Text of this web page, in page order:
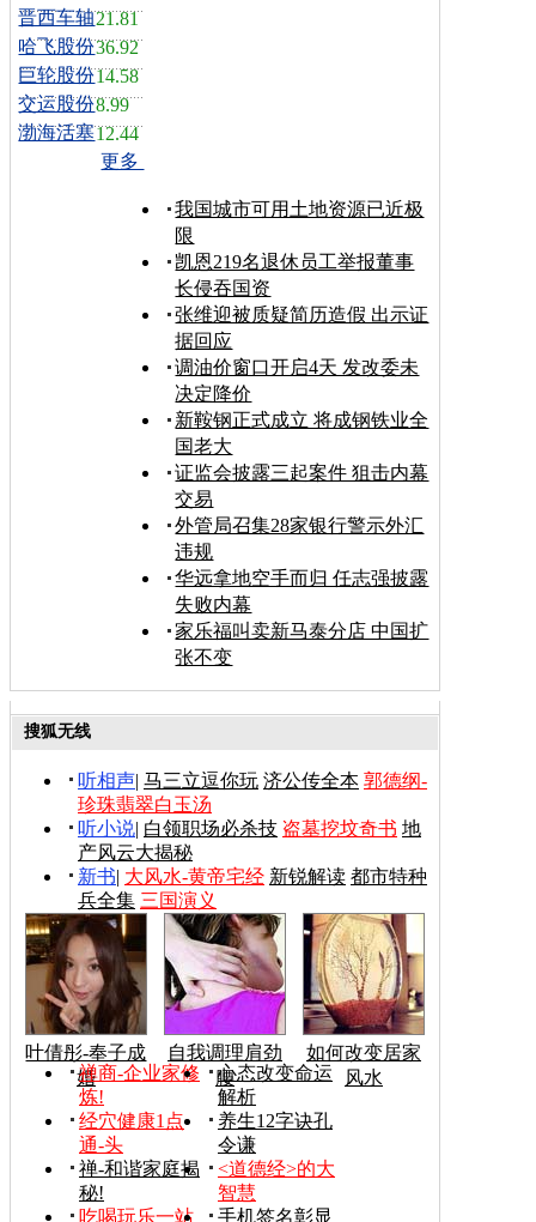
晋西车轴21.81
哈飞股份36.92
巨轮股份14.58
交运股份8.99
渤海活塞12.44
更多
我国城市可用土地资源已近极
限
凯恩219名退休员工举报董事
长侵吞国资
张维迎被质疑简历造假 出示证
据回应
调油价窗口开启4天 发改委未
决定降价
新鞍钢正式成立 将成钢铁业全
国老大
证监会披露三起案件 狙击内幕
交易
外管局召集28家银行警示外汇
违规
华远拿地空手而归 任志强披露
失败内幕
家乐福叫卖新马泰分店 中国扩
张不变
搜狐无线
听相声| 马三立逗你玩 济公传全本 郭德纲-
珍珠翡翠白玉汤
听小说| 白领职场必杀技 盗墓挖坟奇书 地
产风云大揭秘
新书| 大风水-黄帝宅经 新锐解读 都市特种
兵全集 三国演义
叶倩彤-奉子成
婚
自我调理肩劲
腰
如何改变居家
风水
禅商-企业家修
炼!
心态改变命运
解析
经穴健康1点
通-头
养生12字诀孔
令谦
禅-和谐家庭揭
秘!
<道德经>的大
智慧
吃喝玩乐一站
手机签名彰显